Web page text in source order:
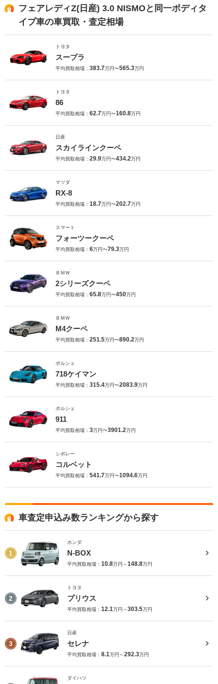
フェアレディZ(日産) 3.0 NISMOと同一ボディタ
イプ車の車買取・査定相場
トヨタ
スープラ
平均買取相場： 383.7万円〜565.3万円
トヨタ
86
平均買取相場： 62.7万円〜160.8万円
日産
スカイラインクーペ
平均買取相場： 29.9万円〜434.2万円
マツダ
RX-8
平均買取相場： 18.7万円〜202.7万円
スマート
フォーツークーペ
平均買取相場： 6万円〜79.3万円
ＢＭＷ
2シリーズクーペ
平均買取相場： 65.8万円〜450万円
ＢＭＷ
M4クーペ
平均買取相場： 251.5万円〜890.2万円
ポルシェ
718ケイマン
平均買取相場： 315.4万円〜2083.9万円
ポルシェ
911
平均買取相場： 3万円〜3901.2万円
シボレー
コルベット
平均買取相場： 541.7万円〜1094.6万円
車査定申込み数ランキングから探す
1
ホンダ
N-BOX
平均買取相場： 10.8万円～148.8万円
2
トヨタ
プリウス
平均買取相場： 12.1万円～303.5万円
3
日産
セレナ
平均買取相場： 8.1万円～292.3万円
ダイハツ